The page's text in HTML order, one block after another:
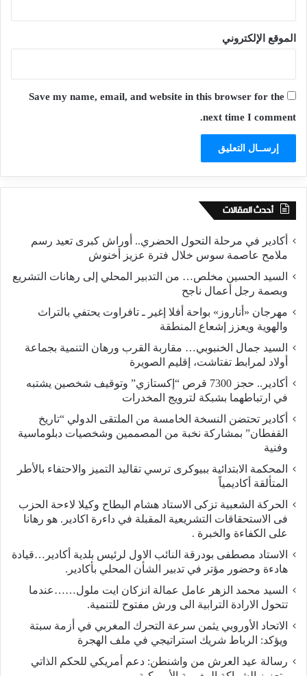
الموقع الإلكتروني
Save my name, email, and website in this browser for the
next time I comment.
أحدث المقالات
أكادير في مرحلة التحول الحضري.. أوراش كبرى تعيد رسم
ملامح عاصمة سوس خلال فترة عزيز أخنوش
السيد الحسين مخلص… من التدبير المحلي إلى رهانات التشريع
وبصمة رجل أعمال ناجح
مهرجان «أناروز» بواحة أفلا إغير ـ تافراوت يحتفي بالتراث
والهوية ويعزز إشعاع المنطقة
السيد جمال الخنبوبي… مقاربة القرب ورهان التنمية بجماعة
أولاد لمرابط تفتاشت، إقليم الصويرة
أكادير.. حجز 7300 قرص “إكستازي” وتوقيف شخصين يشتبه
في ارتباطهما بشبكة لترويج المخدرات
أكادير تحتضن النسخة الخامسة من الملتقى الدولي “تاريخ
القفطان” بمشاركة نخبة من المصممين وشخصيات دبلوماسية
وفنية
المحكمة الابتدائية ببيوكرى ترسي تقاليد التميز والاحتفاء بالأطر
المتألقة أكاديمياً
الحركة الشعبية تزكى الاستاد هشام البطاح وكيلا لاءحة الحزب
فى الاستحقاقات التشريعية المقبلة في داءرة اكادير. هو رهانا
على الكفاءة والخبرة .
الاستاد مصطفى بودرقة النائب الاول لرئيس بلدية أكادير…قيادة
هادءة وحضور مؤتر في تدبير الشأن المحلي بأكادير.
السيد محمد الزهر عامل عمالة انزكان ايت ملول……عندما
تتحول الارادة الترابية الى ورش مفتوح للتنمية.
الاتحاد الأوروبي يثمن سرعة التحرك المغربي في أزمة سبتة
ويؤكد: الرباط شريك استراتيجي في ملف الهجرة
رسالة عيد العرش من واشنطن: دعم أمريكي للحكم الذاتي